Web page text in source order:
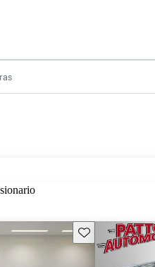
Guarda este Aviso